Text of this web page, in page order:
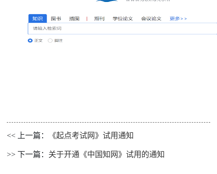
<< 上一篇： 《起点考试网》试用通知
>> 下一篇： 关于开通《中国知网》试用的通知